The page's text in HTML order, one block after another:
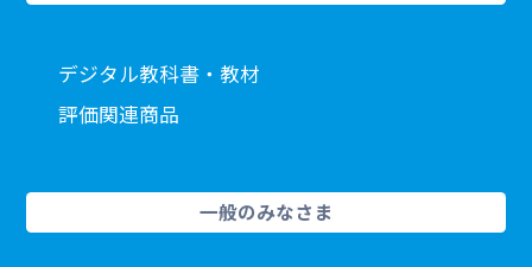
デジタル教科書・教材
評価関連商品
一般のみなさま